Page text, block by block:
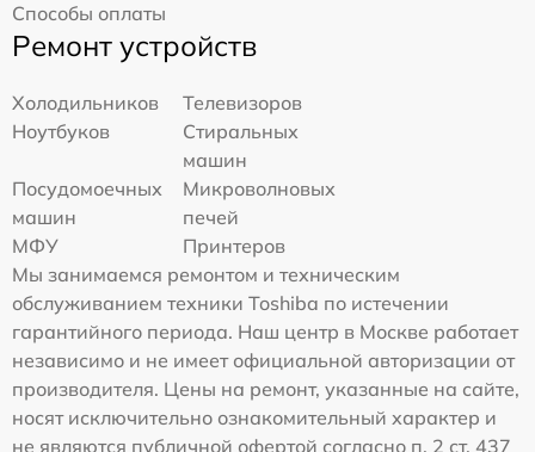
Способы оплаты
Ремонт устройств
Холодильников
Телевизоров
Ноутбуков
Стиральных
машин
Посудомоечных
машин
Микроволновых
печей
МФУ
Принтеров
Мы занимаемся ремонтом и техническим
обслуживанием техники Toshiba по истечении
гарантийного периода. Наш центр в Москве работает
независимо и не имеет официальной авторизации от
производителя. Цены на ремонт, указанные на сайте,
носят исключительно ознакомительный характер и
не являются публичной офертой согласно п. 2 ст. 437